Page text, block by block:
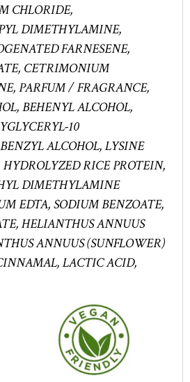
CHLORIDE,
DIMETHYLAMINE,
FARNESENE,
CETRIMONIUM
PARFUM / FRAGRANCE,
BEHENYL ALCOHOL,
10
ALCOHOL, LYSINE
RICE PROTEIN,
DIMETHYLAMINE
EDTA, SODIUM BENZOATE,
HELIANTHUS ANNUUS
ANNUUS (SUNFLOWER)
LACTIC ACID,